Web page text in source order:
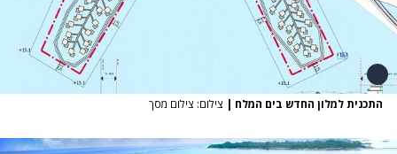
התכנית למלון החדש בים המלח | צילום: צילום מסך